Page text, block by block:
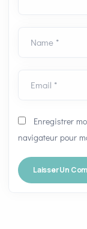
Name *
Email *
Enregistrer
navigateur pour